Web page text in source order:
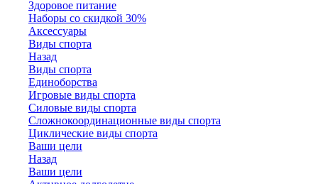
Здоровое питание
Наборы со скидкой 30%
Аксессуары
Виды спорта
Назад
Виды спорта
Единоборства
Игровые виды спорта
Силовые виды спорта
Сложнокоординационные виды спорта
Циклические виды спорта
Ваши цели
Назад
Ваши цели